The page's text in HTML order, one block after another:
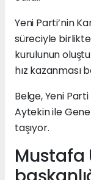
Yeni Parti’nin
süreciyle
kurulunun
hız kazanması
Belge, Yeni
Aytekin ile
taşıyor.
Mustafa